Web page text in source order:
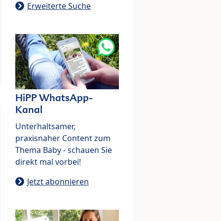
Erweiterte Suche
HiPP WhatsApp-
Kanal
Unterhaltsamer,
praxisnaher Content zum
Thema Baby - schauen Sie
direkt mal vorbei!
Jetzt abonnieren